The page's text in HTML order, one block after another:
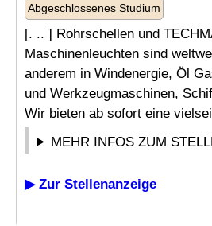
Abgeschlossenes Studium
[. .. ] Rohrschellen und
Maschinenleuchten sind
anderem in Windenergie, Öl
und Werkzeugmaschinen,
Wir bieten ab sofort eine
MEHR INFOS ZUM
▶ Zur Stellenanzeige